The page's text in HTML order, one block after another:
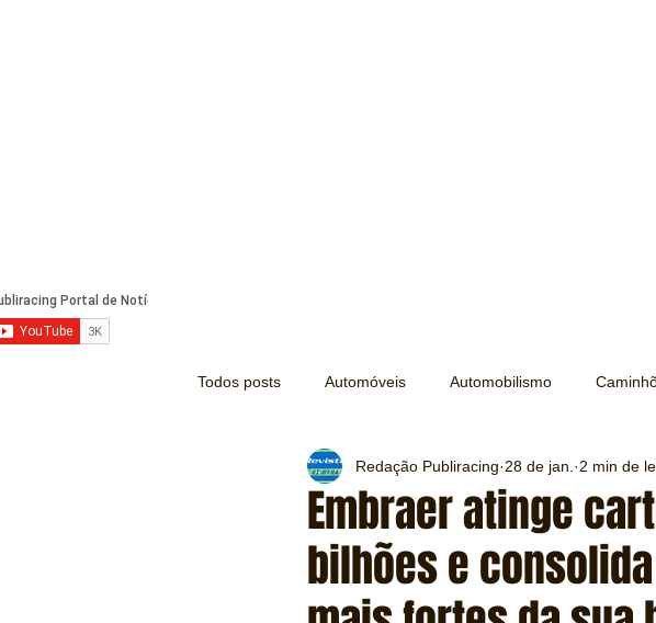
Todos posts Automóveis Automobilismo
Turismo Lazer Transporte
Mecânica e Peças Segurança Testes e
Embraer atinge
bilhões e
Redação Publiracing 28 de jan. 2 min de